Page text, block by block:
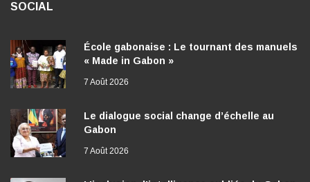
SOCIAL
École gabonaise : Le tournant des manuels
« Made in Gabon »
7 Août 2026
Le dialogue social change d’échelle au
Gabon
7 Août 2026